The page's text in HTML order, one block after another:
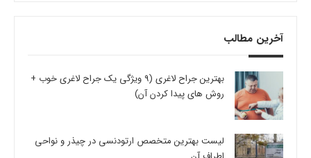
آخرین مطالب
بهترین جراح لاغری (9 ویژگی یک جراح لاغری خوب +
روش های پیدا کردن آن)
لیست بهترین متخصص ارتودنسی در چیذر و نواحی